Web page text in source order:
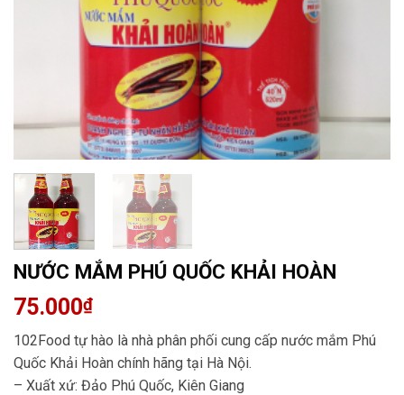
NƯỚC MẮM PHÚ QUỐC KHẢI HOÀN
75.000₫
102Food tự hào là nhà phân phối cung cấp nước mắm Phú
Quốc Khải Hoàn chính hãng tại Hà Nội.
– Xuất xứ: Đảo Phú Quốc, Kiên Giang